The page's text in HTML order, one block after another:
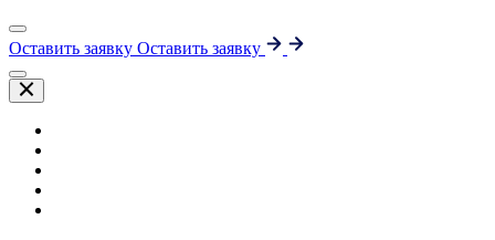
Оставить заявку Оставить заявку